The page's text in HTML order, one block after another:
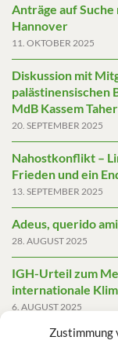
Zustimmung
Anträge auf
Hannover
11. OKTOBER 2025
Diskussion mit
palästinensischen
MdB Kassem
20. SEPTEMBER 2025
Nahostkonflikt –
Frieden und ein
13. SEPTEMBER 2025
Adeus, querido
28. AUGUST 2025
IGH-Urteil zum
internationale
6. AUGUST 2025